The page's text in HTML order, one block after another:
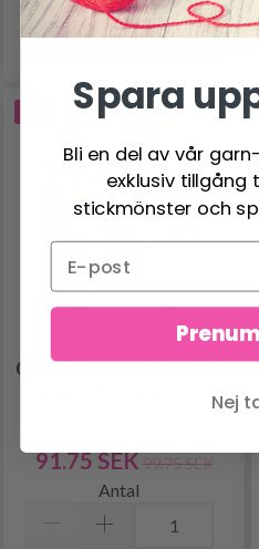
Lägg till varukorgen
0-1583 BRIGHT HEARTS
91.75 SEK 99.75 SEK
Antal
Spara
Bli en del av vår
exklusiv tillgång
stickmönster och
Nej